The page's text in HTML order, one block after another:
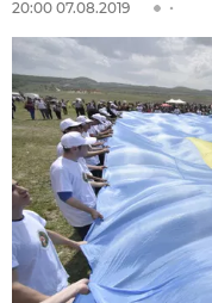
20:00 07.08.2019